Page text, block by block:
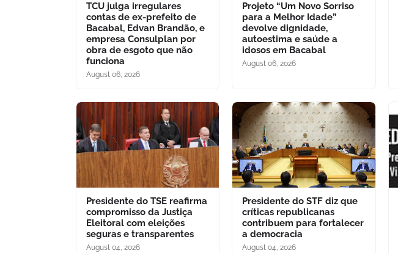
TCU julga irregulares
contas de ex-prefeito de
Bacabal, Edvan Brandão, e
empresa Consulplan por
obra de esgoto que não
funciona
August 06, 2026
Projeto “Um Novo Sorriso
para a Melhor Idade”
devolve dignidade,
autoestima e saúde a
idosos em Bacabal
August 06, 2026
Presidente do TSE reafirma
compromisso da Justiça
Eleitoral com eleições
seguras e transparentes
August 04, 2026
Presidente do STF diz que
críticas republicanas
contribuem para fortalecer
a democracia
August 04, 2026